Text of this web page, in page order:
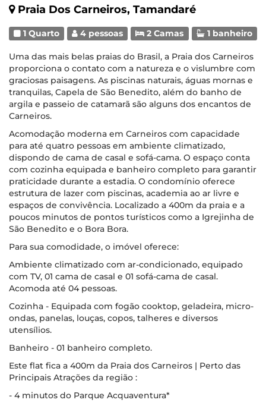
Praia Dos Carneiros, Tamandaré
1 Quarto 4 pessoas 2 Camas 1 banheiro
Uma das mais belas praias do Brasil, a Praia dos Carneiros
proporciona o contato com a natureza e o vislumbre com
graciosas paisagens. As piscinas naturais, águas mornas e
tranquilas, Capela de São Benedito, além do banho de
argila e passeio de catamarã são alguns dos encantos de
Carneiros.
Acomodação moderna em Carneiros com capacidade
para até quatro pessoas em ambiente climatizado,
dispondo de cama de casal e sofá-cama. O espaço conta
com cozinha equipada e banheiro completo para garantir
praticidade durante a estadia. O condomínio oferece
estrutura de lazer com piscinas, academia ao ar livre e
espaços de convivência. Localizado a 400m da praia e a
poucos minutos de pontos turísticos como a Igrejinha de
São Benedito e o Bora Bora.
Para sua comodidade, o imóvel oferece:
Ambiente climatizado com ar-condicionado, equipado
com TV, 01 cama de casal e 01 sofá-cama de casal.
Acomoda até 04 pessoas.
Cozinha - Equipada com fogão cooktop, geladeira, micro-
ondas, panelas, louças, copos, talheres e diversos
utensílios.
Banheiro - 01 banheiro completo.
Este flat fica a 400m da Praia dos Carneiros | Perto das
Principais Atrações da região :
- 4 minutos do Parque Acquaventura*